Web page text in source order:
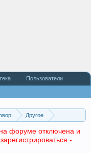
Другое
форуме отключена и
-
Пользователи